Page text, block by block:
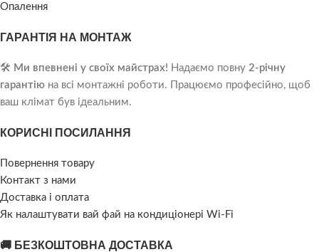
Опалення
ГАРАНТІЯ НА МОНТАЖ
🛠️ Ми впевнені у своїх майстрах! Надаємо повну 2-річну
гарантію на всі монтажні роботи. Працюємо професійно, щоб
ваш клімат був ідеальним.
КОРИСНІ ПОСИЛАННЯ
Повернення товару
Контакт з нами
Доставка і оплата
Як налаштувати вай фай на кондиціонері Wi-Fi
🚚 БЕЗКОШТОВНА ДОСТАВКА